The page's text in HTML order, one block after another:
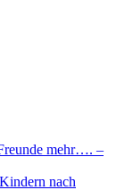
mehr…. –
nach